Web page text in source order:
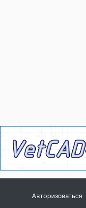
Авторизоваться